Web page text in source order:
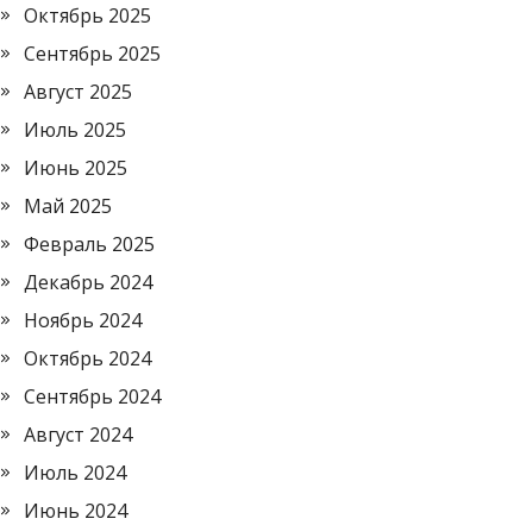
Октябрь 2025
Сентябрь 2025
Август 2025
Июль 2025
Июнь 2025
Май 2025
Февраль 2025
Декабрь 2024
Ноябрь 2024
Октябрь 2024
Сентябрь 2024
Август 2024
Июль 2024
Июнь 2024